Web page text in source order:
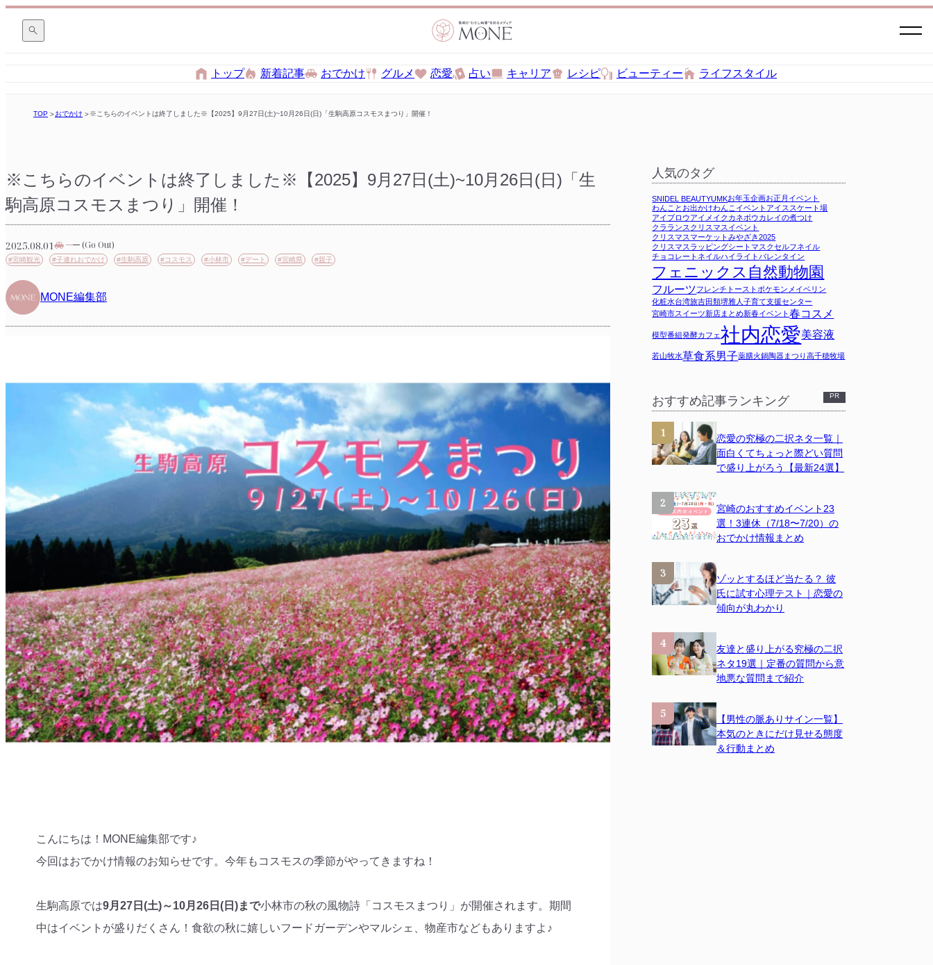
トップ 新着記事 おでかけ グルメ 恋愛 占い キャリア レシピ ビューティー ライフスタイル
TOP おでかけ ※こちらのイベントは終了しました※【2025】9月27日(土)~10月26日(日)「生駒高原コスモスまつり」開催！
※こちらのイベントは終了しました※【2025】9月27日(土)~10月26日(日)「生
駒高原コスモスまつり」開催！
2025.08.01 (Go Out)
#宮崎観光 #子連れおでかけ #生駒高原 #コスモス #小林市 #デート #宮崎県 #親子
MONE編集部
こんにちは！MONE編集部です♪
今回はおでかけ情報のお知らせです。今年もコスモスの季節がやってきますね！
生駒高原では9月27日(土)～10月26日(日)まで小林市の秋の風物詩「コスモスまつり」が開催されます。期間
中はイベントが盛りだくさん！食欲の秋に嬉しいフードガーデンやマルシェ、物産市などもありますよ♪
人気のタグ
SNIDEL BEAUTYUMKお年玉企画お正月イベント
わんことお出かけわんこイベント アイススケート場
アイブロウアイメイク カネボウカレイの煮つけ
クラランス クリスマスイベント
クリスマスマーケットみやざき2025
クリスマスラッピングシートマスクセルフネイル
チョコレートネイルハイライトバレンタイン
フェニックス自然動物園
フルーツフレンチトーストポケモンメイベリン
化粧水台湾旅吉田類堺雅人子育て支援センター
宮崎市スイーツ新店まとめ新春イベント春コスメ
模型番組発酵カフェ社内恋愛美容液
若山牧水草食系男子薬膳火鍋陶器まつり高千穂牧場
おすすめ記事ランキング
恋愛の究極の二択ネタ一覧｜
面白くてちょっと際どい質問
で盛り上がろう【最新24選】
宮崎のおすすめイベント23
選！3連休（7/18〜7/20）の
おでかけ情報まとめ
ゾッとするほど当たる？ 彼
氏に試す心理テスト｜恋愛の
傾向が丸わかり
友達と盛り上がる究極の二択
ネタ19選｜定番の質問から意
地悪な質問まで紹介
【男性の脈ありサイン一覧】
本気のときにだけ見せる態度
＆行動まとめ